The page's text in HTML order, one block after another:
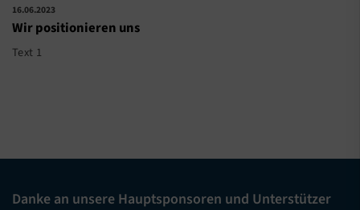
16.06.2023
Wir positionieren uns
Text 1
Danke an unsere Hauptsponsoren und Unterstützer